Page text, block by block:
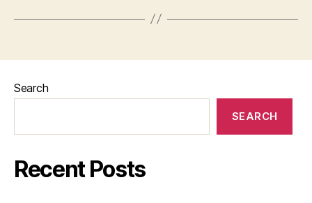
Search
SEARCH
Recent Posts